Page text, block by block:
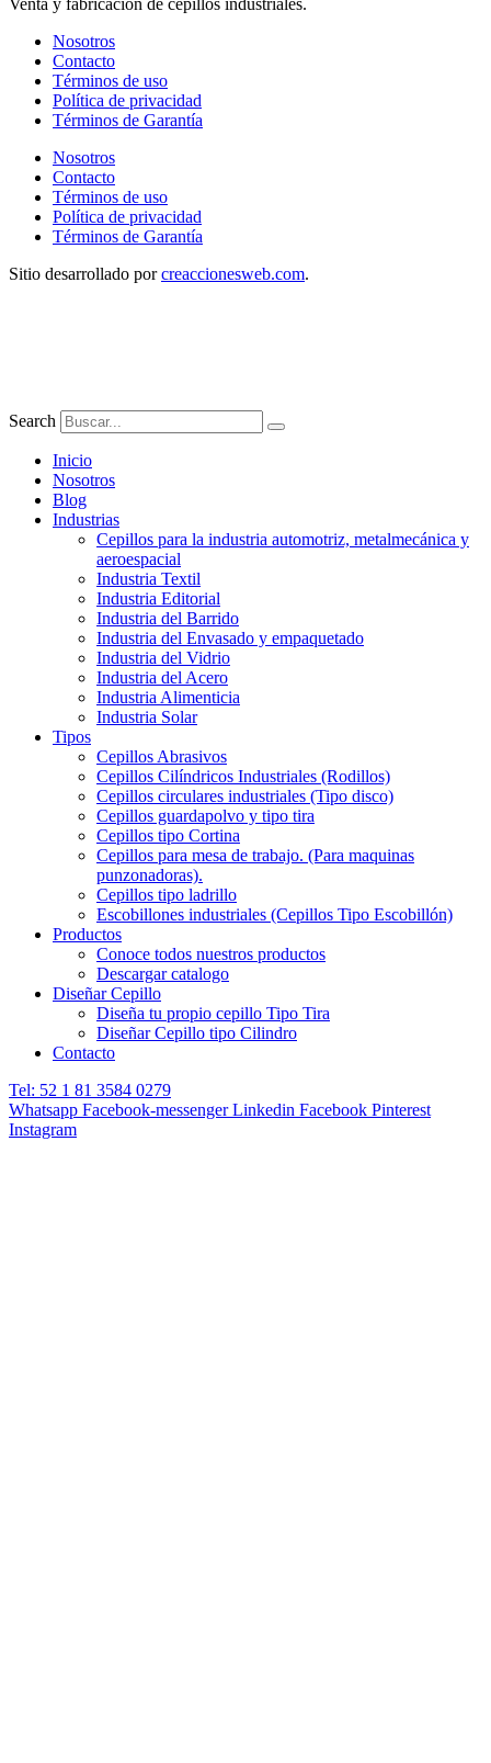
Venta y fabricación de cepillos industriales.
Nosotros
Contacto
Términos de uso
Política de privacidad
Términos de Garantía
Nosotros
Contacto
Términos de uso
Política de privacidad
Términos de Garantía
Sitio desarrollado porcreaccionesweb.com.
Search
Inicio
Nosotros
Blog
Industrias
Cepillos para la industria automotriz, metalmecánica y
aeroespacial
Industria Textil
Industria Editorial
Industria del Barrido
Industria del Envasado y empaquetado
Industria del Vidrio
Industria del Acero
Industria Alimenticia
Industria Solar
Tipos
Cepillos Abrasivos
Cepillos Cilíndricos Industriales (Rodillos)
Cepillos circulares industriales (Tipo disco)
Cepillos guardapolvo y tipo tira
Cepillos tipo Cortina
Cepillos para mesa de trabajo. (Para maquinas
punzonadoras).
Cepillos tipo ladrillo
Escobillones industriales (Cepillos Tipo Escobillón)
Productos
Conoce todos nuestros productos
Descargar catalogo
Diseñar Cepillo
Diseña tu propio cepillo Tipo Tira
Diseñar Cepillo tipo Cilindro
Contacto
Tel: 52 1 81 3584 0279
Whatsapp Facebook-messenger Linkedin Facebook Pinterest
Instagram